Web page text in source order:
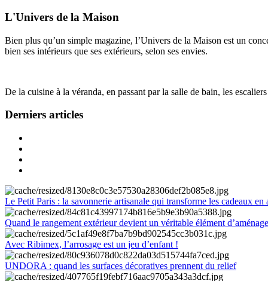
L'Univers de la Maison
Bien plus qu’un simple magazine, l’Univers de la Maison est un
bien ses intérieurs que ses extérieurs, selon ses envies.
De la cuisine à la véranda, en passant par la salle de bain, les
Derniers articles
Le Petit Paris : la savonnerie artisanale qui transforme les cadeaux en
Quand le rangement extérieur devient un véritable élément
Avec Ribimex, l’arrosage est un jeu d’enfant !
UNDORA : quand les surfaces décoratives prennent du relief